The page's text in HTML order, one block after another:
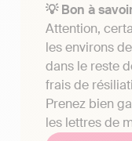
💡 Bon à
Attention,
les environs
dans le reste
frais de
Prenez bien
les lettres de